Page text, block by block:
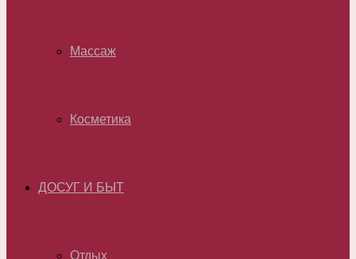
Массаж
Косметика
ДОСУГ И БЫТ
Отдых